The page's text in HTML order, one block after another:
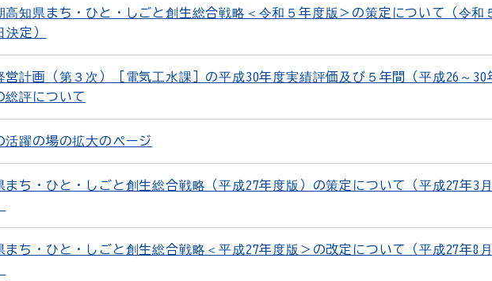
高知県まち・ひと・しごと創生総合戦略＜令和５年度版＞の策定について（令和
決定）
営計画（第３次）［電気工水課］の平成30年度実績評価及び５年間（平成26～30
総評について
活躍の場の拡大のページ
まち・ひと・しごと創生総合戦略（平成27年度版）の策定について（平成27年3月
まち・ひと・しごと創生総合戦略＜平成27年度版＞の改定について（平成27年8月